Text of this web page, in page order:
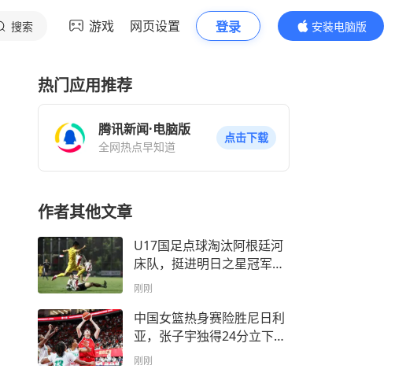
搜索 游戏 网页设置 登录
安装电脑版
内容更精彩
热门应用推荐
腾讯新闻·电脑版
全网热点早知道
点击下载
作者其他文章
U17国足点球淘汰阿根廷河
床队，挺进明日之星冠军杯
决赛
刚刚
中国女篮热身赛险胜尼日利
亚，张子宇独得24分立下头
功
刚刚